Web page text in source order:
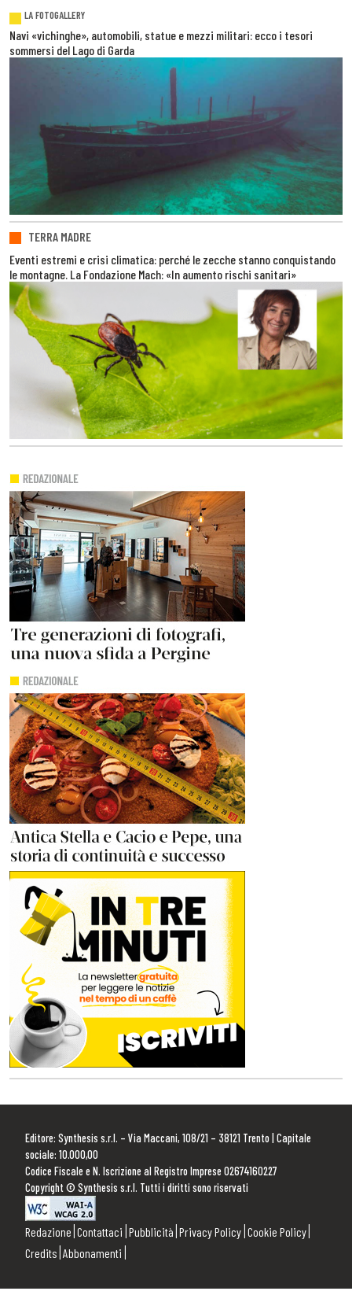
LA FOTOGALLERY
Navi «vichinghe», automobili, statue e mezzi militari: ecco i tesori
sommersi del Lago di Garda
TERRA MADRE
Eventi estremi e crisi climatica: perché le zecche stanno conquistando
le montagne. La Fondazione Mach: «In aumento rischi sanitari»
Editore: Synthesis s.r.l. – Via Maccani, 108/21 – 38121 Trento | Capitale
sociale: 10.000,00
Codice Fiscale e N. Iscrizione al Registro Imprese 02674160227
Copyright © Synthesis s.r.l. Tutti i diritti sono riservati
Redazione Contattaci Pubblicità Privacy Policy Cookie Policy
Credits Abbonamenti